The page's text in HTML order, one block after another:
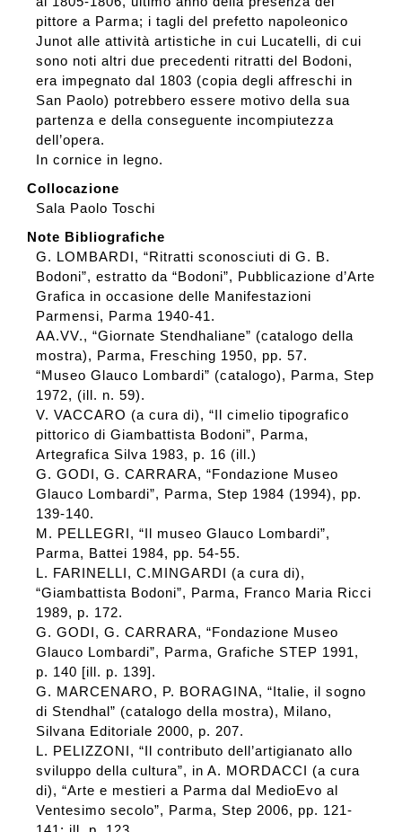
pittore a Parma; i tagli del prefetto napoleonico
Junot alle attività artistiche in cui Lucatelli, di cui
sono noti altri due precedenti ritratti del Bodoni,
era impegnato dal 1803 (copia degli affreschi in
San Paolo) potrebbero essere motivo della sua
partenza e della conseguente incompiutezza
dell’opera.
In cornice in legno.
Collocazione
Sala Paolo Toschi
Note Bibliografiche
G. LOMBARDI, “Ritratti sconosciuti di G. B.
Bodoni”, estratto da “Bodoni”, Pubblicazione d’Arte
Grafica in occasione delle Manifestazioni
Parmensi, Parma 1940-41.
AA.VV., “Giornate Stendhaliane” (catalogo della
mostra), Parma, Fresching 1950, pp. 57.
“Museo Glauco Lombardi” (catalogo), Parma, Step
1972, (ill. n. 59).
V. VACCARO (a cura di), “Il cimelio tipografico
pittorico di Giambattista Bodoni”, Parma,
Artegrafica Silva 1983, p. 16 (ill.)
G. GODI, G. CARRARA, “Fondazione Museo
Glauco Lombardi”, Parma, Step 1984 (1994), pp.
139-140.
M. PELLEGRI, “Il museo Glauco Lombardi”,
Parma, Battei 1984, pp. 54-55.
L. FARINELLI, C.MINGARDI (a cura di),
“Giambattista Bodoni”, Parma, Franco Maria Ricci
1989, p. 172.
G. GODI, G. CARRARA, “Fondazione Museo
Glauco Lombardi”, Parma, Grafiche STEP 1991,
p. 140 [ill. p. 139].
G. MARCENARO, P. BORAGINA, “Italie, il sogno
di Stendhal” (catalogo della mostra), Milano,
Silvana Editoriale 2000, p. 207.
L. PELIZZONI, “Il contributo dell’artigianato allo
sviluppo della cultura”, in A. MORDACCI (a cura
di), “Arte e mestieri a Parma dal MedioEvo al
Ventesimo secolo”, Parma, Step 2006, pp. 121-